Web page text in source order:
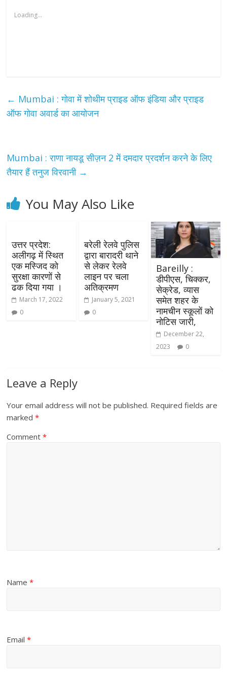
Loading...
← Mumbai : गोवा में शोथीम प्राइड ऑफ इंडिया और प्राइड
ऑफ गोवा अवार्ड का आयोजन
Mumbai : राणा नायडू सीज़न 2 में दमदार प्रदर्शन करने के लिए
तैयार हैं तनुज विरवानी →
You May Also Like
उत्तर प्रदेश:
अलीगढ़ में स्थित
एक मस्जिद को
सुरक्षा कारणों से
ढक दिया गया ।
March 17, 2022
0
बरेली रेलवे पुलिस
द्वारा बारादरी थाने
से लेकर रेलवे
लाइन पर चला
अतिक्रमण
January 5, 2021
0
Bareilly :
डीपीएस, चिक्कर,
सेक्रेड, व्यास
समेत शहर के
नामचीन स्कूलों को
नोटिस जारी,
December 22,
2023
0
Leave a Reply
Your email address will not be published. Required fields are
marked*
Comment*
Name*
Email*